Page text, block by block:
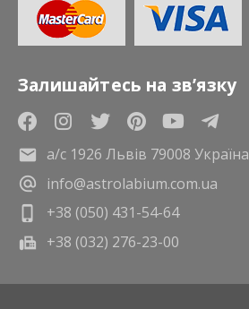
Залишайтесь на зв’язку
а/с 1926 Львів 79008 Україна
info@astrolabium.com.ua
+38 (050) 431-54-64
+38 (032) 276-23-00